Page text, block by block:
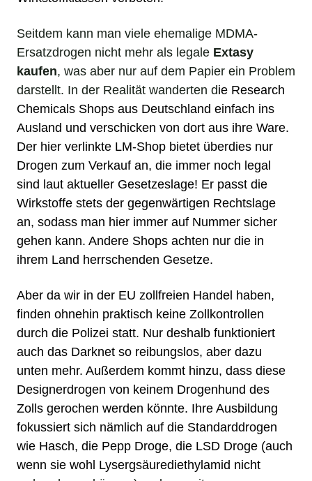
Seitdem kann man viele ehemalige MDMA-
Ersatzdrogen nicht mehr als legale Extasy
kaufen, was aber nur auf dem Papier ein Problem
darstellt. In der Realität wanderten die Research
Chemicals Shops aus Deutschland einfach ins
Ausland und verschicken von dort aus ihre Ware.
Der hier verlinkte LM-Shop bietet überdies nur
Drogen zum Verkauf an, die immer noch legal
sind laut aktueller Gesetzeslage! Er passt die
Wirkstoffe stets der gegenwärtigen Rechtslage
an, sodass man hier immer auf Nummer sicher
gehen kann. Andere Shops achten nur die in
ihrem Land herrschenden Gesetze.
Aber da wir in der EU zollfreien Handel haben,
finden ohnehin praktisch keine Zollkontrollen
durch die Polizei statt. Nur deshalb funktioniert
auch das Darknet so reibungslos, aber dazu
unten mehr. Außerdem kommt hinzu, dass diese
Designerdrogen von keinem Drogenhund des
Zolls gerochen werden könnte. Ihre Ausbildung
fokussiert sich nämlich auf die Standarddrogen
wie Hasch, die Pepp Droge, die LSD Droge (auch
wenn sie wohl Lysergsäurediethylamid nicht